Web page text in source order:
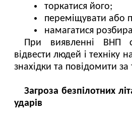
торкатися його;
переміщувати або
намагатися
При виявленні ВНП
відвести людей і техніку
знахідки та повідомити
Загроза безпілотних
ударів